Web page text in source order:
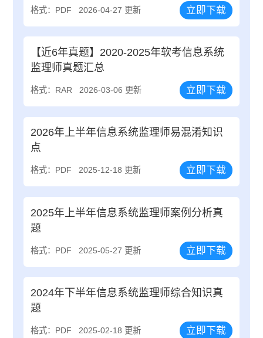
格式：PDF 2026-04-27 更新 立即下载
【近6年真题】2020-2025年软考信息系统
监理师真题汇总
格式：RAR 2026-03-06 更新 立即下载
2026年上半年信息系统监理师易混淆知识
点
格式：PDF 2025-12-18 更新 立即下载
2025年上半年信息系统监理师案例分析真
题
格式：PDF 2025-05-27 更新 立即下载
2024年下半年信息系统监理师综合知识真
题
格式：PDF 2025-02-18 更新 立即下载